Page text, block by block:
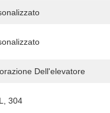
Dell'elevatore
304